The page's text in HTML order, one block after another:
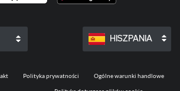
HISZPANIA
Polityka prywatności Ogólne warunki handlowe